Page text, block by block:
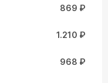
869 ₽
1.210 ₽
968 ₽